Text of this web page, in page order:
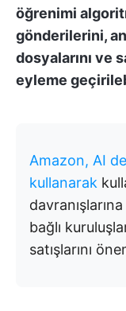
öğrenimi
gönderilerini,
dosyalarını ve
eyleme
Amazon, AI
kullanarak
bağlı
satışlarını